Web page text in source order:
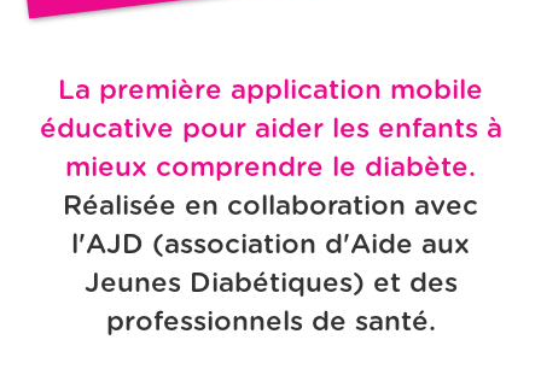
La première application mobile
éducative pour aider les enfants à
mieux comprendre le diabète.
Réalisée en collaboration avec
l'AJD (association d'Aide aux
Jeunes Diabétiques) et des
professionnels de santé.